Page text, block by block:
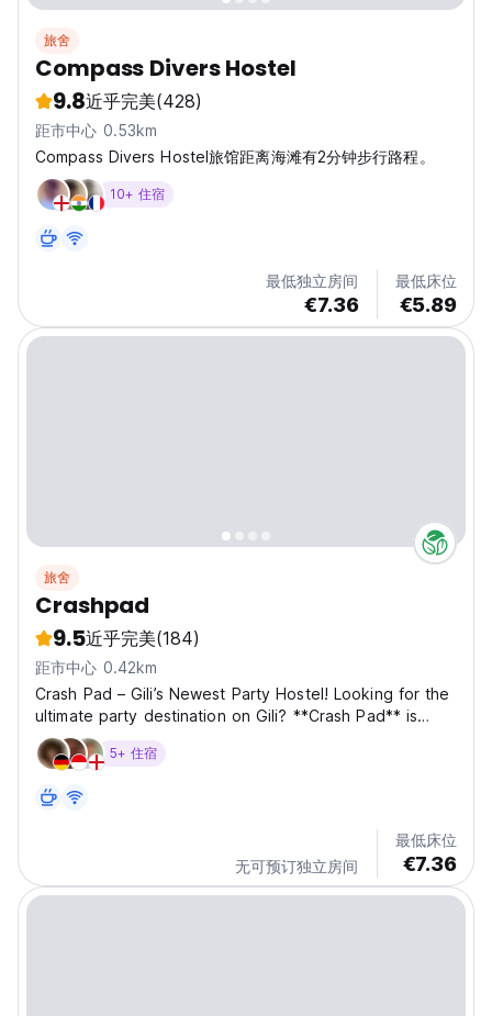
旅舍
Compass Divers Hostel
9.8近乎完美(428)
距市中心 0.53km
Compass Divers Hostel旅馆距离海滩有2分钟步行路程。
10+ 住宿
最低独立房间
€7.36
最低床位
€5.89
旅舍
Crashpad
9.5近乎完美(184)
距市中心 0.42km
Crash Pad – Gili’s Newest Party Hostel! Looking for the
ultimate party destination on Gili? **Crash Pad** is
where the fun begins! We’re a family-sized hostel
designed for those who want to connect, explore, and
5+ 住宿
无可预订独立房间
最低床位
€7.36